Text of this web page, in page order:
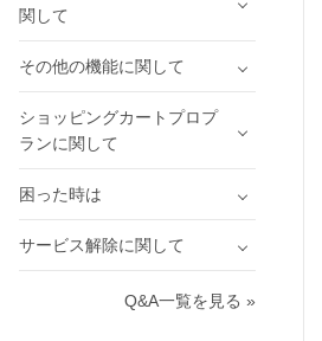
関して
その他の機能に関して
ショッピングカートプロプ
ランに関して
困った時は
サービス解除に関して
Q&A一覧を見る »